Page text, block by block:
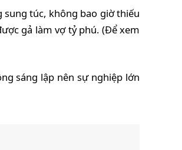
túc, không bao giờ thiếu
gả làm vợ tỷ phú. (Để xem
sáng lập nên sự nghiệp lớn